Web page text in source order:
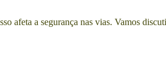
afeta a segurança nas vias. Vamos